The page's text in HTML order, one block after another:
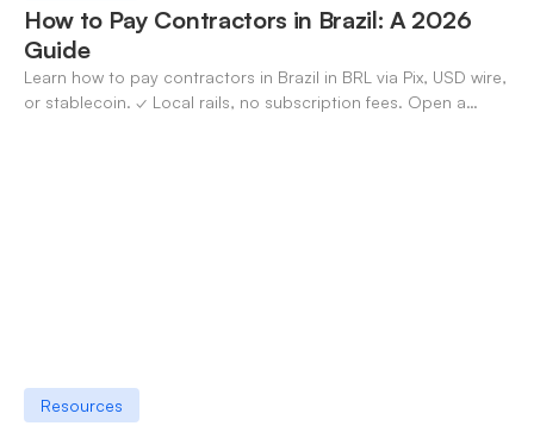
How to Pay Contractors in Brazil: A 2026
Guide
Learn how to pay contractors in Brazil in BRL via Pix, USD wire,
or stablecoin. ✓ Local rails, no subscription fees. Open a
Resources